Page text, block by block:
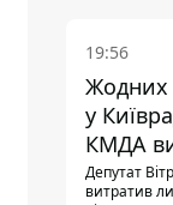
19:56
Жодних
у
КМДА
Депутат
витратив